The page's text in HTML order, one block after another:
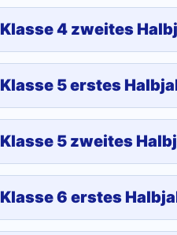
Klasse 4 zweites
Klasse 5 erstes
Klasse 5 zweites
Klasse 6 erstes